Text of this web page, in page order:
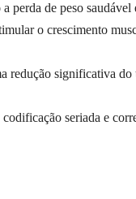
de peso saudável
o crescimento
redução significativa do
seriada e